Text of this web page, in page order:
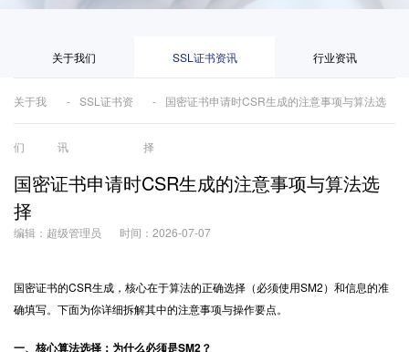
关于我们 SSL证书资讯 行业资讯
关于我
们
SSL证书资
讯
国密证书申请时CSR生成的注意事项与算法选
择
国密证书申请时CSR生成的注意事项与算法选
择
编辑：超级管理员 时间：2026-07-07
国密证书的CSR生成，核心在于算法的正确选择（必须使用SM2）和信息的准
确填写。下面为你详细拆解其中的注意事项与操作要点。
一、核心算法选择：为什么必须是SM2？